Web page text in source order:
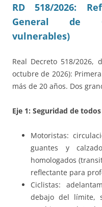
RD 518/2026:
General de
vulnerables)
Real Decreto 518/
octubre de 2026):
más de 20 años. Dos
Eje 1: Seguridad de
Motoristas:
guantes y
homologados
reflectante para
Ciclistas:
debajo del límite,